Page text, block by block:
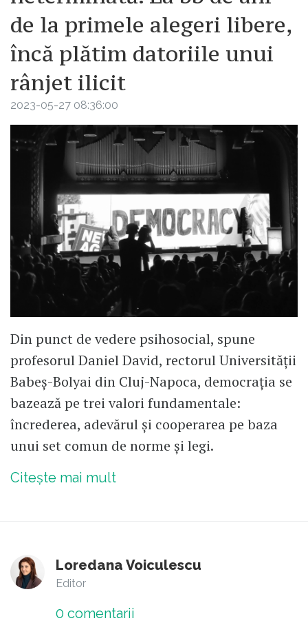
de la primele alegeri libere,
încă plătim datoriile unui
rânjet ilicit
2023-05-27 08:36:00
Din punct de vedere psihosocial, spune
profesorul Daniel David, rectorul Universității
Babeș-Bolyai din Cluj-Napoca, democrația se
bazează pe trei valori fundamentale:
încrederea, adevărul și cooperarea pe baza
unui set comun de norme și legi.
Citește mai mult
Loredana Voiculescu
Editor
0 comentarii